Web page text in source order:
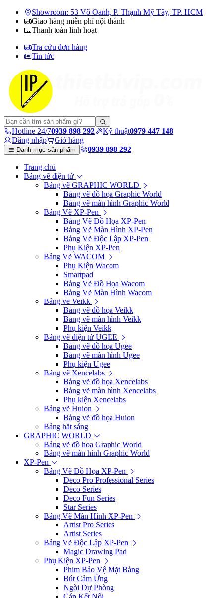
Showroom: 53 Võ Oanh, P. Thạnh Mỹ Tây, TP. HCM
Giao hàng miễn phí nội thành
Thanh toán linh hoạt
Tra cứu đơn hàng
Tin tức
Hotline 24/70939 898 292 Kỹ thuật0979 447 148
Đăng nhập
Giỏ hàng
Danh mục sản phẩm 0939 898 292
Trang chủ
Bảng vẽ điện tử
Bảng vẽ GRAPHIC WORLD
Bảng vẽ đồ họa Graphic World
Bảng vẽ màn hình Graphic World
Bảng Vẽ XP-Pen
Bảng Vẽ Đồ Họa XP-Pen
Bảng Vẽ Màn Hình XP-Pen
Bảng Vẽ Độc Lập XP-Pen
Phụ Kiện XP-Pen
Bảng Vẽ WACOM
Phụ Kiện Wacom
Smartpad
Bảng Vẽ Đồ Họa Wacom
Bảng Vẽ Màn Hình Wacom
Bảng vẽ Veikk
Bảng vẽ đồ họa Veikk
Bảng vẽ màn hình Veikk
Phụ kiện Veikk
Bảng vẽ điện tử UGEE
Bảng vẽ đồ họa Ugee
Bảng vẽ màn hình Ugee
Phụ kiện Ugee
Bảng vẽ Xencelabs
Bảng vẽ đồ họa Xencelabs
Bảng vẽ màn hình Xencelabs
Phụ kiện Xencelabs
Bảng vẽ Huion
Bảng vẽ đồ họa Huion
Bảng hắt sáng
GRAPHIC WORLD
Bảng vẽ đồ họa Graphic World
Bảng vẽ màn hình Graphic World
XP-Pen
Bảng Vẽ Đồ Họa XP-Pen
Deco Pro Professional Series
Deco Series
Deco Fun Series
Star Series
Bảng Vẽ Màn Hình XP-Pen
Artist Pro Series
Artist Series
Bảng Vẽ Độc Lập XP-Pen
Magic Drawing Pad
Phụ Kiện XP-Pen
Phim Bảo Vệ Mặt Bảng
Bút Cảm Ứng
Ngòi Dự Phòng
Cáp Kết Nối